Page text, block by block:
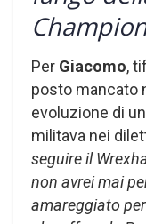
Per Giacomo,
posto mancato
evoluzione di
militava nei
seguire il
non avrei mai
amareggiato